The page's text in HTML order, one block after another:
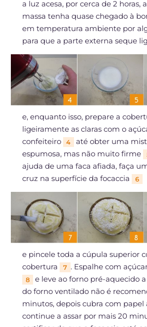
a luz acesa, por cerca de 2 horas,
massa tenha quase chegado à
em temperatura ambiente por
para que a parte externa seque
e, enquanto isso, prepare a
ligeiramente as claras com o
confeiteiro
4
até obter uma
espumosa, mas não muito firme
ajuda de uma faca afiada, faça
cruz na superfície da focaccia
6
e pincele toda a cúpula superior
cobertura
7 . Espalhe com
8
e leve ao forno pré-aquecido a
do forno ventilado não é
minutos, depois cubra com
continue a assar por mais 20